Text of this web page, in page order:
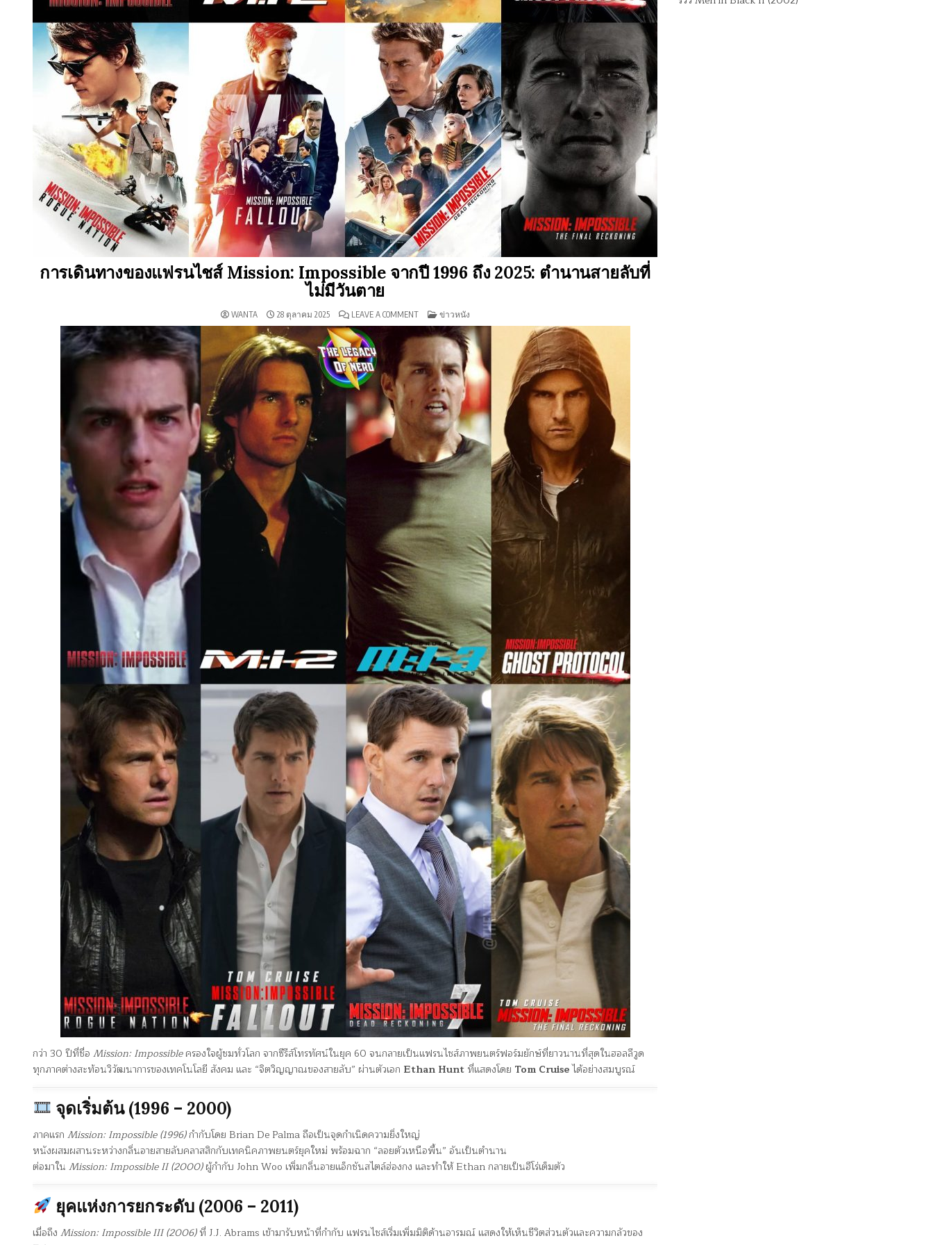
การเดินทางของแฟรนไชส์ Mission: Impossible จากปี 1996 ถึง 2025: ตำนานสายลับที่
ไม่มีวันตาย
WANTA 28 ตุลาคม 2025 LEAVE A COMMENTON
เดิน
ทาง
รน
ไชส์
MISSION:
IMPOSSIBLE
จาก
ปี
1996
2025:
ตำนาน
สายลับ
ที่
ไม่มี
วัน
ตาย
POSTED
ข่าวหนัง
กว่า 30 ปีที่ชื่อ Mission: Impossibleครองใจผู้ชมทั่วโลก จากซีรีส์โทรทัศน์ในยุค 60 จนกลายเป็นแฟรนไชส์ภาพยนตร์ฟอร์มยักษ์ที่ยาวนานที่สุดในฮอลลีวูด
ทุกภาคต่างสะท้อนวิวัฒนาการของเทคโนโลยี สังคม และ “จิตวิญญาณของสายลับ” ผ่านตัวเอก Ethan Hunt ที่แสดงโดย Tom Cruiseได้อย่างสมบูรณ์
จุดเริ่มต้น (1996 – 2000)
ภาคแรก Mission: Impossible (1996)กำกับโดย Brian De Palma ถือเป็นจุดกำเนิดความยิ่งใหญ่
หนังผสมผสานระหว่างกลิ่นอายสายลับคลาสสิกกับเทคนิคภาพยนตร์ยุคใหม่ พร้อมฉาก “ลอยตัวเหนือพื้น” อันเป็นตำนาน
ต่อมาใน Mission: Impossible II (2000)ผู้กำกับ John Woo เพิ่มกลิ่นอายแอ็กชันสไตล์ฮ่องกง และทำให้ Ethan กลายเป็นฮีโร่เต็มตัว
ยุคแห่งการยกระดับ (2006 – 2011)
เมื่อถึง Mission: Impossible III (2006)ที่ J.J. Abrams เข้ามารับหน้าที่กำกับ แฟรนไชส์เริ่มเพิ่มมิติด้านอารมณ์ แสดงให้เห็นชีวิตส่วนตัวและความกลัวของ